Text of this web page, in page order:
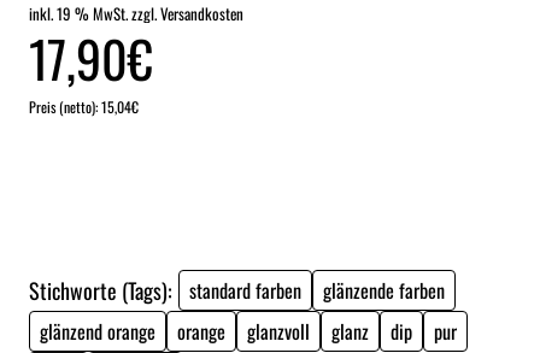
inkl. 19 % MwSt. zzgl. Versandkosten
17,90€
Preis (netto): 15,04€
Stichworte (Tags): standard farben
glänzende farben
glänzend orange
orange glanzvoll glanz dip
pur